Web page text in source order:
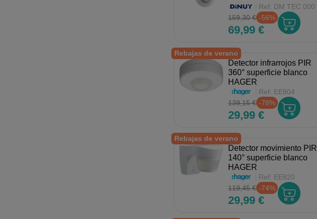
Ref: DM TEC 000
159,30 € -56%
69,99 €
Rebajas de verano
Detector infrarrojos PIR
360° superficie blanco
HAGER
Ref: EE804
139,15 € -78%
29,99 €
Rebajas de verano
Detector movimiento PIR
140° superficie blanco
HAGER
Ref: EE820
119,45 € -74%
29,99 €